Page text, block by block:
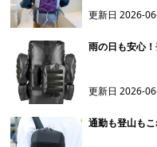
更新日2026-
雨の日も安心
更新日2026-
通勤も登山も